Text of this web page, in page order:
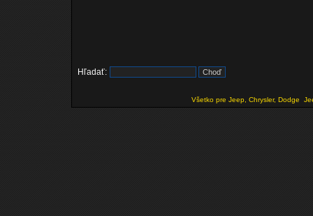
Hľadať:
Všetko pre Jeep, Chrysler, Dodge